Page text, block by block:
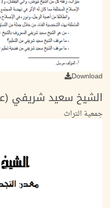
Download
الشيخ سعيد شريفي
جمعية التراث